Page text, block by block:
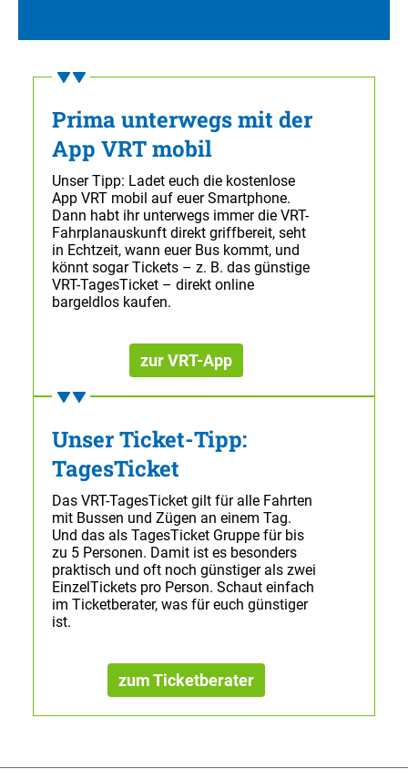
Prima unterwegs mit der
App VRT mobil
Unser Tipp: Ladet euch die kostenlose
App VRT mobil auf euer Smartphone.
Dann habt ihr unterwegs immer die VRT-
Fahrplanauskunft direkt griffbereit, seht
in Echtzeit, wann euer Bus kommt, und
könnt sogar Tickets – z. B. das günstige
VRT-TagesTicket – direkt online
bargeldlos kaufen.
zur VRT-App
Unser Ticket-Tipp:
TagesTicket
Das VRT-TagesTicket gilt für alle Fahrten
mit Bussen und Zügen an einem Tag.
Und das als TagesTicket Gruppe für bis
zu 5 Personen. Damit ist es besonders
praktisch und oft noch günstiger als zwei
EinzelTickets pro Person. Schaut einfach
im Ticketberater, was für euch günstiger
ist.
zum Ticketberater